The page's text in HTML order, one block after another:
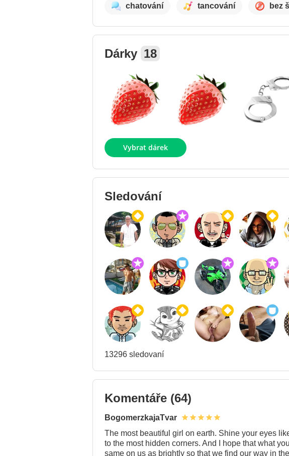
chatování tancování bez
Dárky 18
Vybrat dárek
Sledování
13296 sledovaní
Komentáře (64)
BogomerzkajaTvar
The most beautiful girl on earth. Shine your eyes
to the most hidden corners. And I hope that what
same on us as brightly so that we find our way in